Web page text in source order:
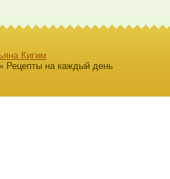
Кигим
Рецепты на каждый день